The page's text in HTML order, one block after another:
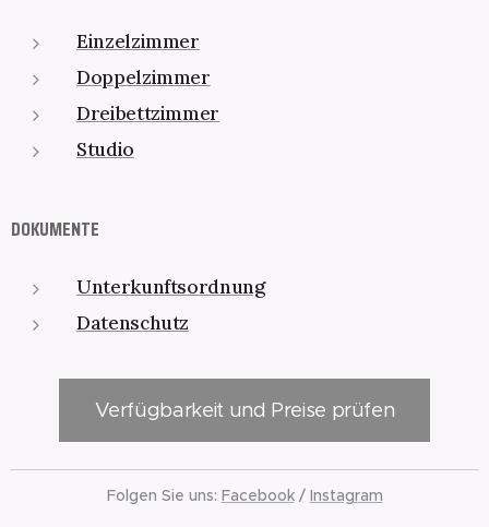
Einzelzimmer
Doppelzimmer
Dreibettzimmer
Studio
DOKUMENTE
Unterkunftsordnung
Datenschutz
Verfügbarkeit und Preise prüfen
Folgen Sie uns: Facebook/ Instagram